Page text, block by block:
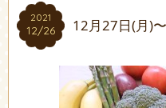
2021
12/26
2021
12/26 12月27日(月)